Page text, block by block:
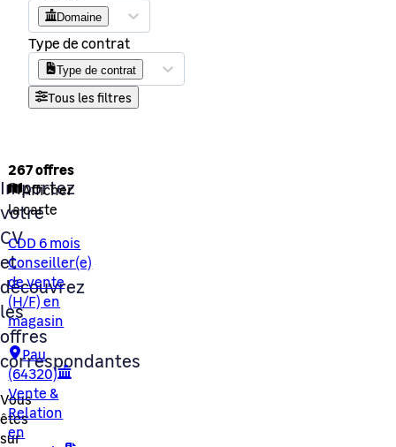
Domaine
Type de contrat
Type de contrat
Tous les filtres
Importez
votre
CV
et
découvrez
les
offres
correspondantes
Vous
êtes
sur
267 offres
Afficher
la carte
CDD 6 mois
Conseiller(e)
de vente
(H/F) en
magasin
Pau
(64320)
Vente &
Relation
en